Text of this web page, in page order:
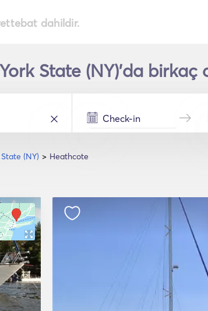
dahildir.
State (NY)'da birkaç
(NY) Heathcote